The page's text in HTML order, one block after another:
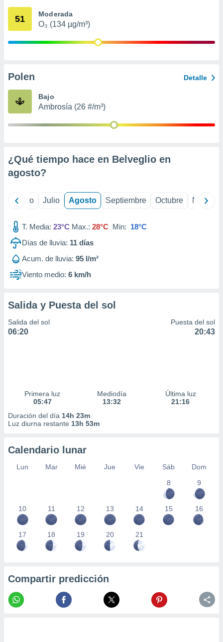
mediante
publicidad
de
51 Moderada
O₃ (134 µg/m³)
Polen Detalle
Bajo
Ambrosía (26 #/m³)
¿Qué tiempo hace en Belveglio en
agosto?
Junio Julio Agosto Septiembre Octubre
T. Media: 23°C Max.: 28°C Min: 18°C
Días de lluvia: 11 días
Acum. de lluvia: 95 l/m²
Viento medio: 6 km/h
Salida y Puesta del sol
Salida del sol
06:20
Puesta del sol
20:43
Primera luz
05:47
Mediodía
13:32
Última luz
21:16
Duración del día 14h 23m
Luz diurna restante 13h 53m
Calendario lunar
Lun Mar Mié Jue Vie Sáb
Dom
8
9
10 11 12 13 14 15 16
17 18 19 20 21
Compartir predicción